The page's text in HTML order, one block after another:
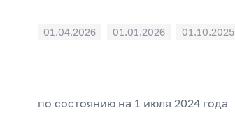
01.04.2026 01.01.2026 01.10.2025
по состоянию на 1 июля 2024 года